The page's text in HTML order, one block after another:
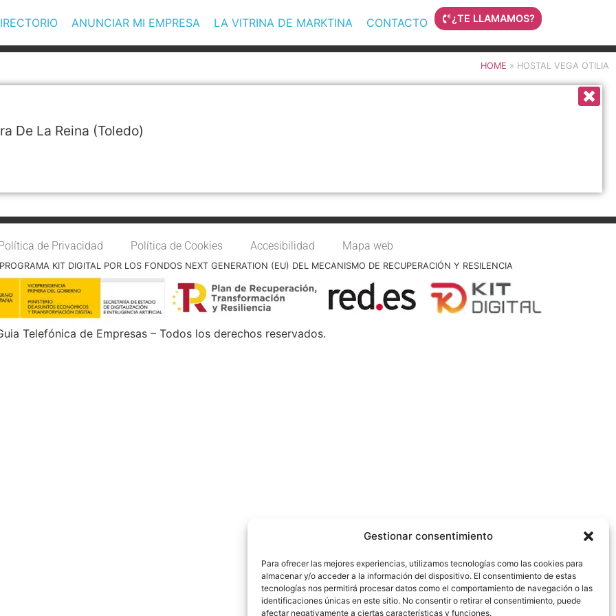
Gestionar consentimiento
Para ofrecer las mejores experiencias, utilizamos tecnologías como las cookies para
almacenar y/o acceder a la información del dispositivo. El consentimiento de estas
tecnologías nos permitirá procesar datos como el comportamiento de navegación o las
identificaciones únicas en este sitio. No consentir o retirar el consentimiento, puede
afectar negativamente a ciertas características y funciones.
ANUNCIAR MI EMPRESA LA VITRINA DE MARKTINA CONTACTO ¿TE LLAMAMOS?
HOME » HOSTAL VEGA OTILIA
De La Reina (Toledo)
de Privacidad Política de Cookies Accesibilidad Mapa web
KIT DIGITAL POR LOS FONDOS NEXT GENERATION (EU) DEL MECANISMO DE RECUPERACIÓN Y RESILENCIA
Telefónica de Empresas – Todos los derechos reservados.